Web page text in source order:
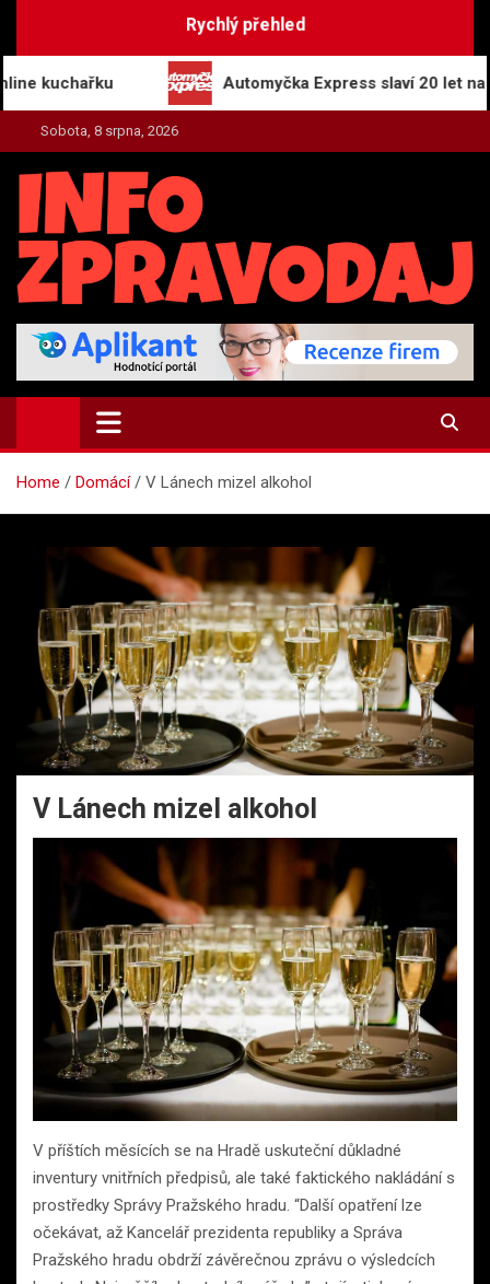
Rychlý přehled
Automyčka Express slaví 20 let na trhu
Sobota, 8 srpna, 2026
INFO-ZPRAVODAJ.CZ
Zpravodajství | Press | Tiskové zprávy
Home Domácí V Lánech mizel alkohol
V Lánech mizel alkohol
V příštích měsících se na Hradě uskuteční důkladné
inventury vnitřních předpisů, ale také faktického nakládání s
prostředky Správy Pražského hradu. “Další opatření lze
očekávat, až Kancelář prezidenta republiky a Správa
Pražského hradu obdrží závěrečnou zprávu o výsledcích